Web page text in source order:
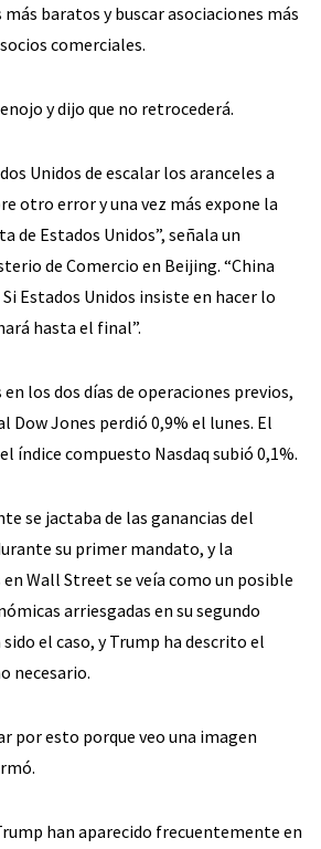
baratos y buscar asociaciones más
comerciales.
y dijo que no retrocederá.
Unidos de escalar los aranceles a
otro error y una vez más expone la
de Estados Unidos”, señala un
de Comercio en Beijing. “China
Estados Unidos insiste en hacer lo
hasta el final”.
en los dos días de operaciones previos,
Dow Jones perdió 0,9% el lunes. El
índice compuesto Nasdaq subió 0,1%.
se jactaba de las ganancias del
su primer mandato, y la
Wall Street se veía como un posible
arriesgadas en su segundo
el caso, y Trump ha descrito el
necesario.
por esto porque veo una imagen
han aparecido frecuentemente en